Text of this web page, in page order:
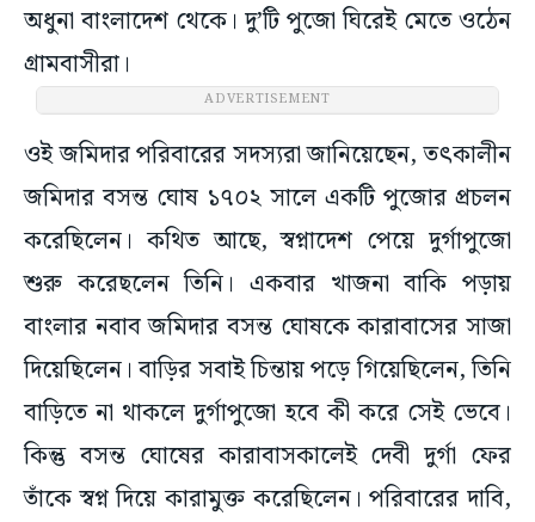
অধুনা বাংলাদেশ থেকে। দু’টি পুজো ঘিরেই মেতে ওঠেন
গ্রামবাসীরা।
ADVERTISEMENT
ওই জমিদার পরিবারের সদস্যরা জানিয়েছেন, তৎকালীন
জমিদার বসন্ত ঘোষ ১৭০২ সালে একটি পুজোর প্রচলন
করেছিলেন। কথিত আছে, স্বপ্নাদেশ পেয়ে দুর্গাপুজো
শুরু করেছলেন তিনি। একবার খাজনা বাকি পড়ায়
বাংলার নবাব জমিদার বসন্ত ঘোষকে কারাবাসের সাজা
দিয়েছিলেন। বাড়ির সবাই চিন্তায় পড়ে গিয়েছিলেন, তিনি
বাড়িতে না থাকলে দুর্গাপুজো হবে কী করে সেই ভেবে।
কিন্তু বসন্ত ঘোষের কারাবাসকালেই দেবী দুর্গা ফের
তাঁকে স্বপ্ন দিয়ে কারামুক্ত করেছিলেন। পরিবারের দাবি,